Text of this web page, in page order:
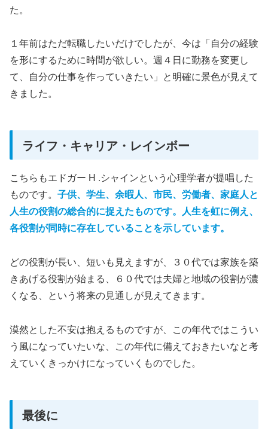
た。
１年前はただ転職したいだけでしたが、今は「自分の経験
を形にするために時間が欲しい。週４日に勤務を変更し
て、自分の仕事を作っていきたい」と明確に景色が見えて
きました。
ライフ・キャリア・レインボー
こちらもエドガー H .シャインという心理学者が提唱した
ものです。 子供、学生、余暇人、市民、労働者、家庭人と
人生の役割の総合的に捉えたものです。人生を虹に例え、
各役割が同時に存在していることを示しています。
どの役割が長い、短いも見えますが、３０代では家族を築
きあげる役割が始まる、６０代では夫婦と地域の役割が濃
くなる、という将来の見通しが見えてきます。
漠然とした不安は抱えるものですが、この年代ではこうい
う風になっていたいな、この年代に備えておきたいなと考
えていくきっかけになっていくものでした。
最後に